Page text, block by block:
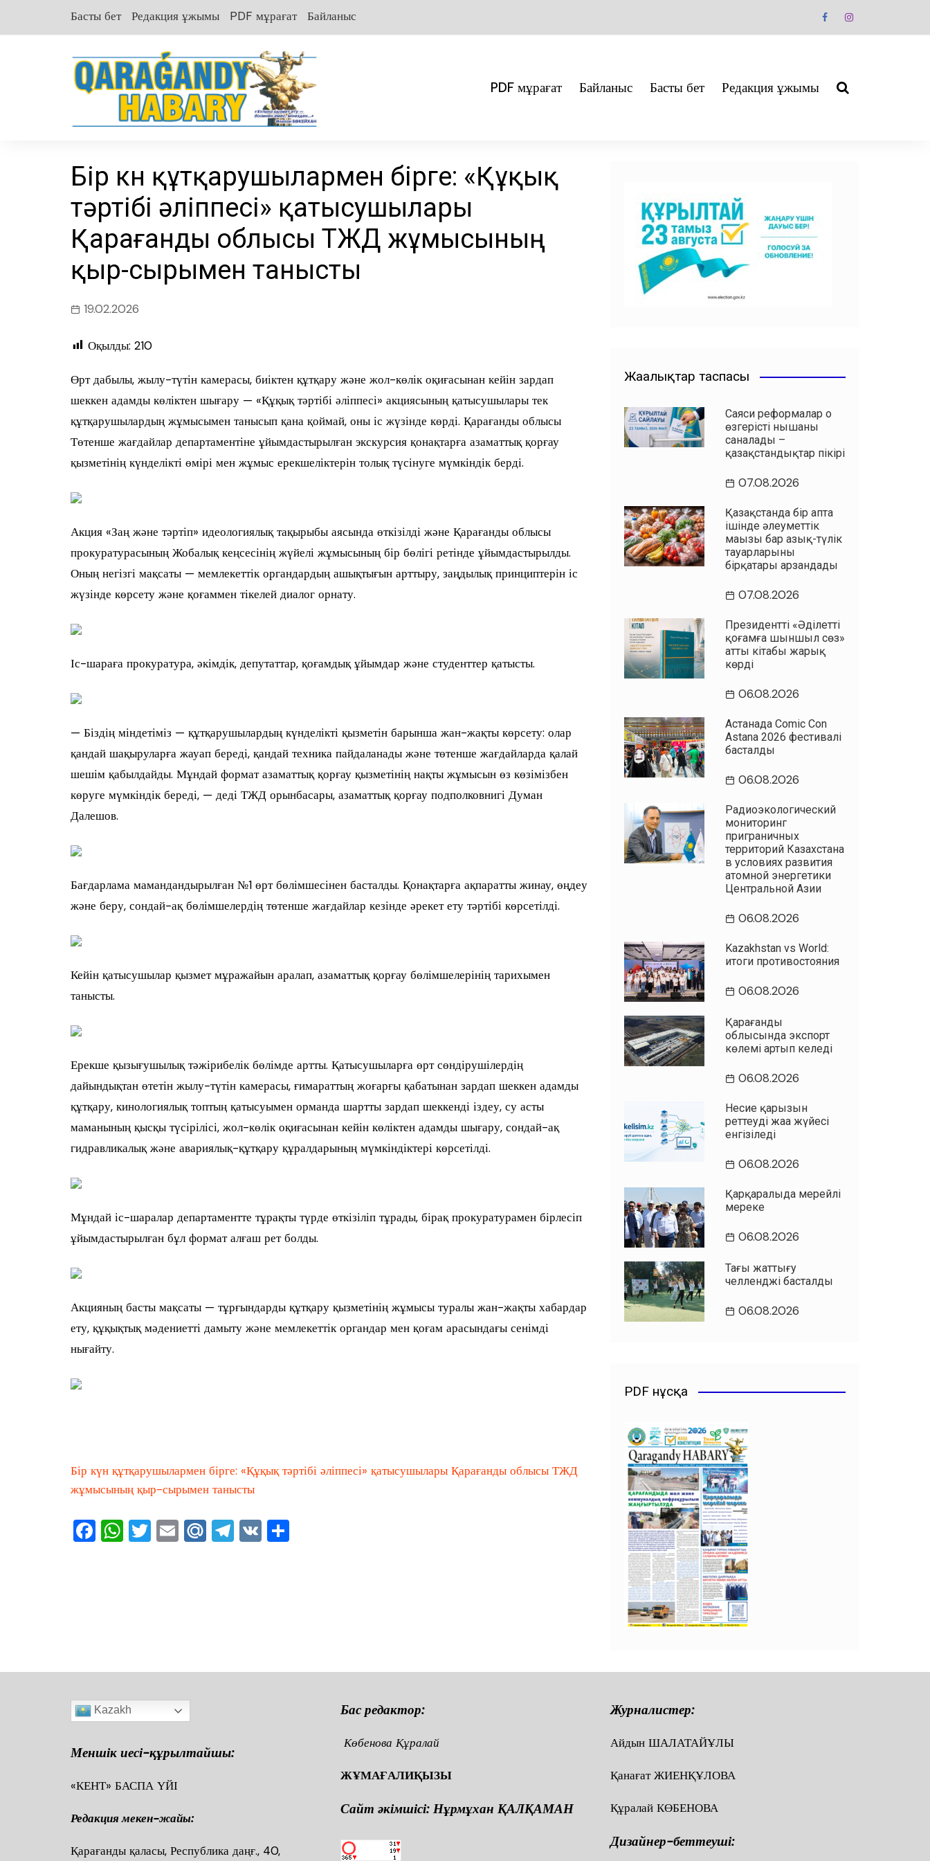
Басты бет Редакция ұжымы PDF мұрағат Байланыс
PDF мұрағат Байланыс Басты бет Редакция ұжымы
Бір күн құтқарушылармен бірге: «Құқық
тәртібі әліппесі» қатысушылары
Қарағанды облысы ТЖД жұмысының
қыр-сырымен танысты
19.02.2026
Оқылды: 210
Өрт дабылы, жылу-түтін камерасы, биіктен құтқару және жол-көлік оқиғасынан кейін зардап
шеккен адамды көліктен шығару — «Құқық тәртібі әліппесі» акциясының қатысушылары тек
құтқарушылардың жұмысымен танысып қана қоймай, оны іс жүзінде көрді. Қарағанды облысы
Төтенше жағдайлар департаментіне ұйымдастырылған экскурсия қонақтарға азаматтық қорғау
қызметінің күнделікті өмірі мен жұмыс ерекшеліктерін толық түсінуге мүмкіндік берді.
Акция «Заң және тәртіп» идеологиялық тақырыбы аясында өткізілді және Қарағанды облысы
прокуратурасының Жобалық кеңсесінің жүйелі жұмысының бір бөлігі ретінде ұйымдастырылды.
Оның негізгі мақсаты — мемлекеттік органдардың ашықтығын арттыру, заңдылық принциптерін іс
жүзінде көрсету және қоғаммен тікелей диалог орнату.
Іс-шараға прокуратура, әкімдік, депутаттар, қоғамдық ұйымдар және студенттер қатысты.
— Біздің міндетіміз — құтқарушылардың күнделікті қызметін барынша жан-жақты көрсету: олар
қандай шақыруларға жауап береді, қандай техника пайдаланады және төтенше жағдайларда қалай
шешім қабылдайды. Мұндай формат азаматтық қорғау қызметінің нақты жұмысын өз көзімізбен
көруге мүмкіндік береді, — деді ТЖД орынбасары, азаматтық қорғау подполковнигі Думан
Далешов.
Бағдарлама мамандандырылған №1 өрт бөлімшесінен басталды. Қонақтарға ақпаратты жинау, өңдеу
және беру, сондай-ақ бөлімшелердің төтенше жағдайлар кезінде әрекет ету тәртібі көрсетілді.
Кейін қатысушылар қызмет мұражайын аралап, азаматтық қорғау бөлімшелерінің тарихымен
танысты.
Ерекше қызығушылық тәжірибелік бөлімде артты. Қатысушыларға өрт сөндірушілердің
дайындықтан өтетін жылу-түтін камерасы, ғимараттың жоғарғы қабатынан зардап шеккен адамды
құтқару, кинологиялық топтың қатысуымен орманда шартты зардап шеккенді іздеу, су асты
маманының қысқы түсірілісі, жол-көлік оқиғасынан кейін көліктен адамды шығару, сондай-ақ
гидравликалық және авариялық-құтқару құралдарының мүмкіндіктері көрсетілді.
Мұндай іс-шаралар департаментте тұрақты түрде өткізіліп тұрады, бірақ прокуратурамен бірлесіп
ұйымдастырылған бұл формат алғаш рет болды.
Акцияның басты мақсаты — тұрғындарды құтқару қызметінің жұмысы туралы жан-жақты хабардар
ету, құқықтық мәдениетті дамыту және мемлекеттік органдар мен қоғам арасындағы сенімді
нығайту.
Бір күн құтқарушылармен бірге: «Құқық тәртібі әліппесі» қатысушылары Қарағанды облысы ТЖД
жұмысының қыр-сырымен танысты
F W T E M T V
Жаңалықтар таспасы
Саяси реформалар оң
өзгерістің нышаны
саналады –
қазақстандықтар пікірі
07.08.2026
Қазақстанда бір апта
ішінде әлеуметтік
маңызы бар азық-түлік
тауарларының
бірқатары арзандады
07.08.2026
Президенттің «Әділетті
қоғамға шыншыл сөз»
атты кітабы жарық
көрді
06.08.2026
Астанада Comic Con
Astana 2026 фестивалі
басталды
06.08.2026
Радиоэкологический
мониторинг
приграничных
территорий Казахстана
в условиях развития
атомной энергетики
Центральной Азии
06.08.2026
Kazakhstan vs World:
итоги противостояния
06.08.2026
Қарағанды
облысында экспорт
көлемі артып келеді
06.08.2026
Несие қарызын
реттеудің жаңа жүйесі
енгізіледі
06.08.2026
Қарқаралыда мерейлі
мереке
06.08.2026
Таңғы жаттығу
челленджі басталды
06.08.2026
PDF нұсқа
Kazakh
Меншік иесі-құрылтайшы:
«КЕНТ» БАСПА ҮЙІ
Редакция мекен-жайы:
Қарағанды қаласы, Республика даңғ., 40,
Бас редактор:
Көбенова Құралай
ЖҰМАҒАЛИҚЫЗЫ
Сайт әкімшісі: Нұрмұхан ҚАЛҚАМАН
Журналистер:
Айдын ШАЛАТАЙҰЛЫ
Қанағат ЖИЕНҚҰЛОВА
Құралай КӨБЕНОВА
Дизайнер-беттеуші: